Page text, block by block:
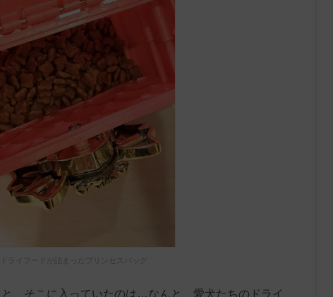
ライフードが詰まったプリンセスバッグ
、そこに入っていたのは…なんと、愛犬たちのドライ